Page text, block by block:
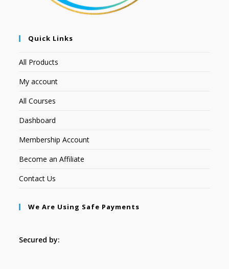
Quick Links
All Products
My account
All Courses
Dashboard
Membership Account
Become an Affiliate
Contact Us
We Are Using Safe Payments
Secured by: